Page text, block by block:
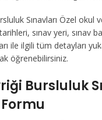
Sınavları Özel okul
sınav yeri, sınav
ile ilgili tüm detayları
öğrenebilirsiniz.
Bursluluk